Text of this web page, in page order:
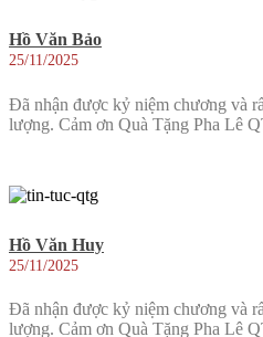
Hồ Văn Bảo
25/11/2025
Đã nhận được kỷ niệm chương và
lượng. Cảm ơn Quà Tặng Pha Lê
Hồ Văn Huy
25/11/2025
Đã nhận được kỷ niệm chương và
lượng. Cảm ơn Quà Tặng Pha Lê